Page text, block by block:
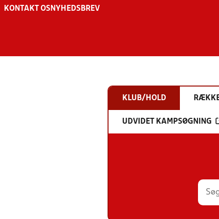
KONTAKT OS NYHEDSBREV
KLUB/HOLD
UDVIDET KAMPSØGNING